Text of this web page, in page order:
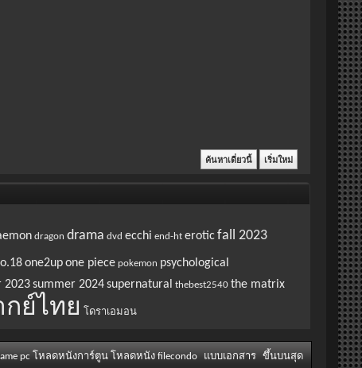
dragon drama dvd ecchi end-ht eroticfall 2023
o.18one2upone piece pokemon psychological
2023summer 2024supernatural thebest2540 the matrix
กย์ไทย โดราเอมอน
pc โหลดหนังการ์ตูน โหลดหนัง filecondo แบบเอกสาร ขึ้นบนสุด